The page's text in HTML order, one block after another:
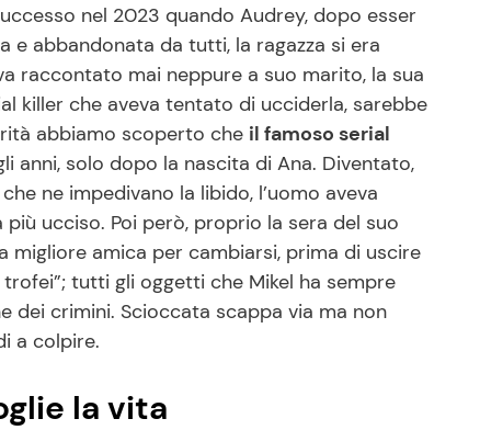
nel 2023 quando Audrey, dopo esser
e abbandonata da tutti, la ragazza si era
raccontato mai neppure a suo marito, la sua
killer che aveva tentato di ucciderla, sarebbe
abbiamo scoperto che il famoso serial
anni, solo dopo la nascita di Ana. Diventato,
ne impedivano la libido, l’uomo aveva
ucciso. Poi però, proprio la sera del suo
migliore amica per cambiarsi, prima di uscire
tutti gli oggetti che Mikel ha sempre
dei crimini. Scioccata scappa via ma non
a colpire.
la vita